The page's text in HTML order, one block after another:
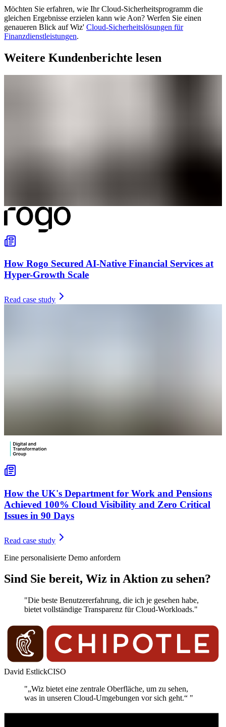
Möchten Sie erfahren, wie Ihr Cloud-Sicherheitsprogramm die
gleichen Ergebnisse erzielen kann wie Aon? Werfen Sie einen
genaueren Blick auf Wiz' Cloud-Sicherheitslösungen für
Finanzdienstleistungen.
Weitere Kundenberichte lesen
How Rogo Secured AI-Native Financial Services at
Hyper-Growth Scale
Read case study
How the UK's Department for Work and Pensions
Achieved 100% Cloud Visibility and Zero Critical
Issues in 90 Days
Read case study
Eine personalisierte Demo anfordern
Sind Sie bereit, Wiz in Aktion zu sehen?
"Die beste Benutzererfahrung, die ich je gesehen habe,
bietet vollständige Transparenz für Cloud-Workloads."
David EstlickCISO
"„Wiz bietet eine zentrale Oberfläche, um zu sehen,
was in unseren Cloud-Umgebungen vor sich geht.“ "